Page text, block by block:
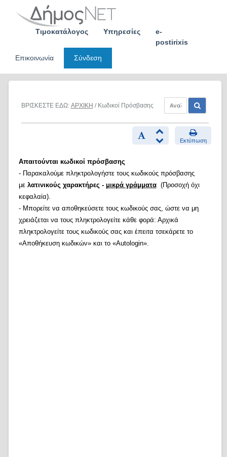
Τιμοκατάλογος Υπηρεσίες
e-
postirixis
Επικοινωνία
Σύνδεση
ΒΡΙΣΚΕΣΤΕ ΕΔΩ: ΑΡΧΙΚΗ / Κωδικοί Πρόσβασης
Εκτύπωση
Απαιτούνται κωδικοί πρόσβασης
- Παρακαλούμε πληκτρολογήστε τους κωδικούς πρόσβασης
με λατινικούς χαρακτήρες - μικρά γράμματα(Προσοχή όχι
κεφαλαία).
- Μπορείτε να αποθηκεύσετε τους κωδικούς σας, ώστε να μη
χρειάζεται να τους πληκτρολογείτε κάθε φορά: Αρχικά
πληκτρολογείτε τους κωδικούς σας και έπειτα τσεκάρετε το
«Αποθήκευση κωδικών» και το «Autologin».